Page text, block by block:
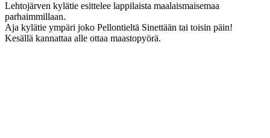
Lehtojärven kylätie esittelee lappilaista maalaismaisemaa
parhaimmillaan.
Aja kylätie ympäri joko Pellontieltä Sinettään tai toisin päin!
Kesällä kannattaa alle ottaa maastopyörä.